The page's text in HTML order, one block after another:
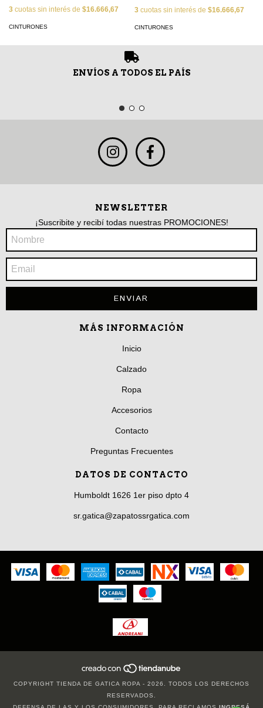
3 cuotas sin interés de $16.666,67
CINTURONES
3 cuotas sin interés de $16.666,67
CINTURONES
ENVÍOS A TODOS EL PAÍS
NEWSLETTER
¡Suscribite y recibí todas nuestras PROMOCIONES!
MÁS INFORMACIÓN
Inicio
Calzado
Ropa
Accesorios
Contacto
Preguntas Frecuentes
DATOS DE CONTACTO
Humboldt 1626 1er piso dpto 4
sr.gatica@zapatossrgatica.com
COPYRIGHT TIENDA DE GATICA ROPA - 2026. TODOS LOS DERECHOS
RESERVADOS.